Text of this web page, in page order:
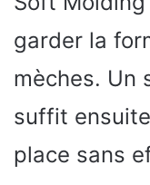
garder la
mèches. Un
suffit
place sans